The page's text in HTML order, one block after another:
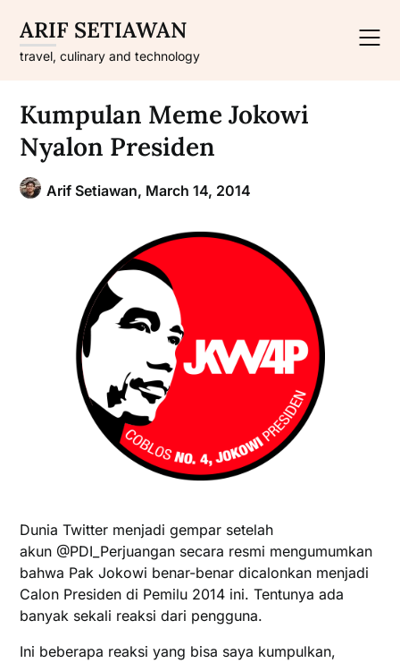
content
ARIF SETIAWAN
travel, culinary and technology
Kumpulan Meme Jokowi
Nyalon Presiden
Arif Setiawan, March 14, 2014
Dunia Twitter menjadi gempar setelah
akun @PDI_Perjuangan secara resmi mengumumkan
bahwa Pak Jokowi benar-benar dicalonkan menjadi
Calon Presiden di Pemilu 2014 ini. Tentunya ada
banyak sekali reaksi dari pengguna.
Ini beberapa reaksi yang bisa saya kumpulkan,